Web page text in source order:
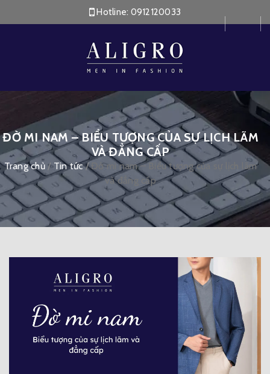
Hotline: 0912120033
ĐỜ MI NAM – BIỂU TƯỢNG CỦA SỰ LỊCH LÃM
VÀ ĐẲNG CẤP
Trang chủ /Tin tức /Đờ mi nam – Biểu tượng của sự lịch lãm
và đẳng cấp